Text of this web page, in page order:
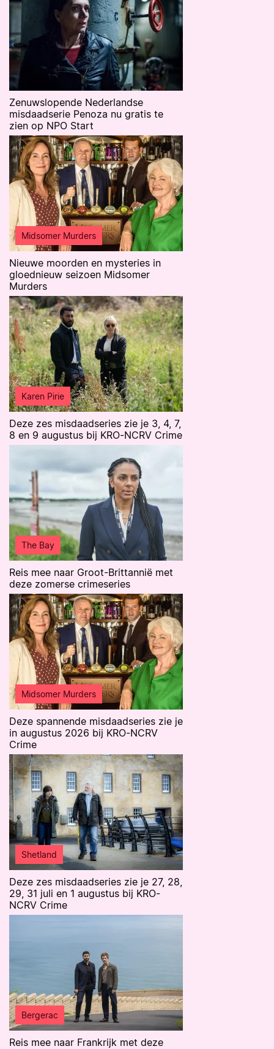
Zenuwslopende Nederlandse
misdaadserie Penoza nu gratis te
zien op NPO Start
Midsomer Murders
Nieuwe moorden en mysteries in
gloednieuw seizoen Midsomer
Murders
Karen Pirie
Deze zes misdaadseries zie je 3, 4, 7,
8 en 9 augustus bij KRO-NCRV Crime
The Bay
Reis mee naar Groot-Brittannië met
deze zomerse crimeseries
Midsomer Murders
Deze spannende misdaadseries zie je
in augustus 2026 bij KRO-NCRV
Crime
Shetland
Deze zes misdaadseries zie je 27, 28,
29, 31 juli en 1 augustus bij KRO-
NCRV Crime
Bergerac
Reis mee naar Frankrijk met deze